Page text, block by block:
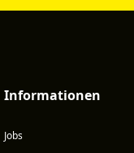
Informationen
Jobs